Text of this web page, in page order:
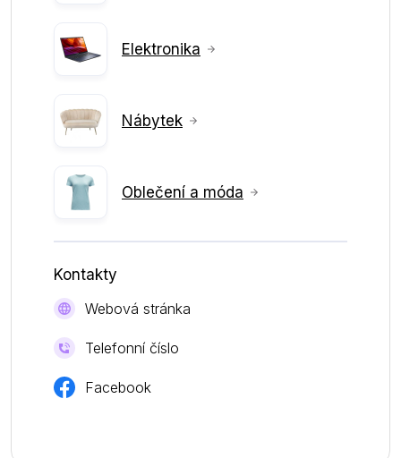
Elektronika
Nábytek
Oblečení a móda
Kontakty
Webová stránka
Telefonní číslo
Facebook